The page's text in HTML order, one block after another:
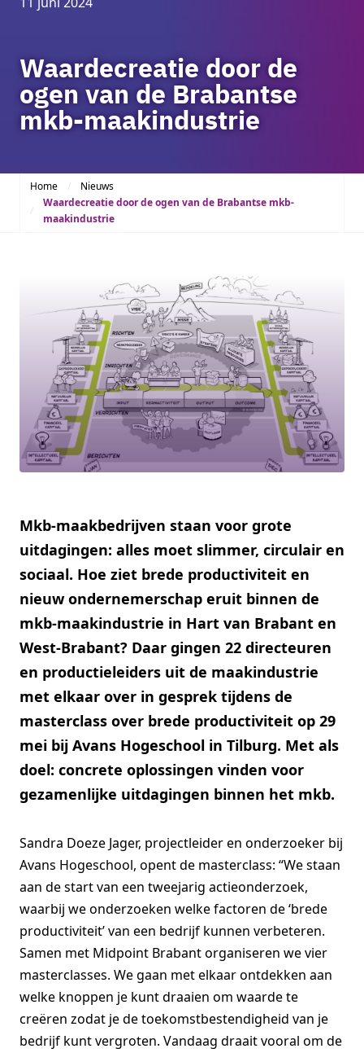
Waardecreatie door de
ogen van de Brabantse
mkb-maakindustrie
Home
Nieuws
Waardecreatie door de ogen van de Brabantse mkb-
maakindustrie
Mkb-maakbedrijven staan voor grote
uitdagingen: alles moet slimmer, circulair en
sociaal. Hoe ziet brede productiviteit en
nieuw ondernemerschap eruit binnen de
mkb-maakindustrie in Hart van Brabant en
West-Brabant? Daar gingen 22 directeuren
en productieleiders uit de maakindustrie
met elkaar over in gesprek tijdens de
masterclass over brede productiviteit op 29
mei bij Avans Hogeschool in Tilburg. Met als
doel: concrete oplossingen vinden voor
gezamenlijke uitdagingen binnen het mkb.
Sandra Doeze Jager, projectleider en onderzoeker bij
Avans Hogeschool, opent de masterclass: “We staan
aan de start van een tweejarig actieonderzoek,
waarbij we onderzoeken welke factoren de ‘brede
productiviteit’ van een bedrijf kunnen verbeteren.
Samen met Midpoint Brabant organiseren we vier
masterclasses. We gaan met elkaar ontdekken aan
welke knoppen je kunt draaien om waarde te
creëren zodat je de toekomstbestendigheid van je
bedrijf kunt vergroten. Vandaag draait vooral om de